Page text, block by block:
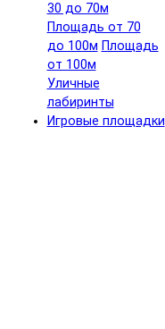
30 до 70м
Площадь от 70
до 100м Площадь
от 100м
Уличные
лабиринты
Игровые площадки